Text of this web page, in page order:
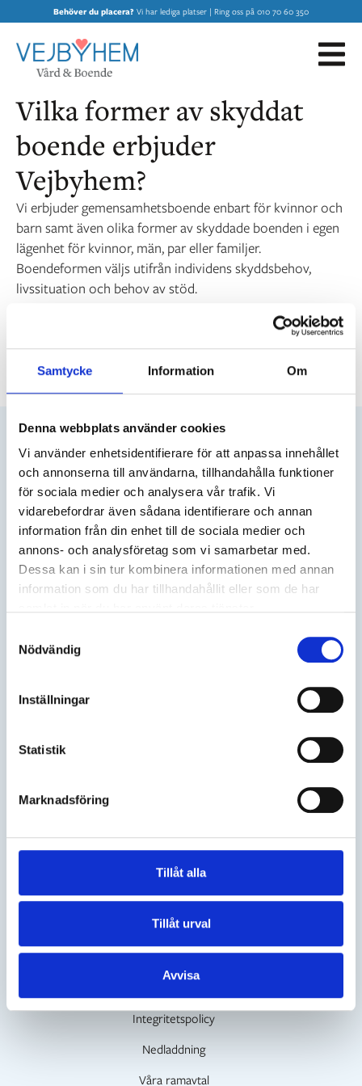
Samtycke Information Om
Denna webbplats använder cookies
Vi använder enhetsidentifierare för att anpassa innehållet
och annonserna till användarna, tillhandahålla funktioner
för sociala medier och analysera vår trafik. Vi
vidarebefordrar även sådana identifierare och annan
information från din enhet till de sociala medier och
annons- och analysföretag som vi samarbetar med.
Dessa kan i sin tur kombinera informationen med annan
information som du har tillhandahållit eller som de har
Nödvändig
Inställningar
Statistik
Marknadsföring
Tillåt alla
Tillåt urval
Avvisa
Behöver du placera? Vi har lediga platser | Ring oss på 010 70 60 350
Vilka former av skyddat
boende erbjuder
Vejbyhem?
Vi erbjuder gemensamhetsboende enbart för kvinnor och
barn samt även olika former av skyddade boenden i egen
lägenhet för kvinnor, män, par eller familjer.
Boendeformen väljs utifrån individens skyddsbehov,
livssituation och behov av stöd.
Vejbyhem erbjuderskyddat boende, öppenvård ,stödboende
för vuxnasamtstödboende för unga(16-20 år). Vi arbetar
med individuellt anpassade insatser och finns i södra Sverige.
Prenumerera på vårt nyhetsbrev
För dig som behöver hjälp
Snabblänkar
Kvalitetssäkring
Kompetenser
FAQ
Integritetspolicy
Nedladdning
Våra ramavtal